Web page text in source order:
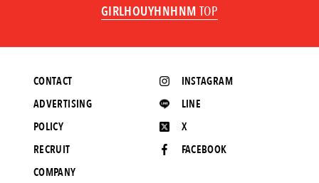
GIRLHOUYHNHNM TOP
INSTAGRAM
LINE
X
FACEBOOK
CONTACT
ADVERTISING
POLICY
RECRUIT
COMPANY